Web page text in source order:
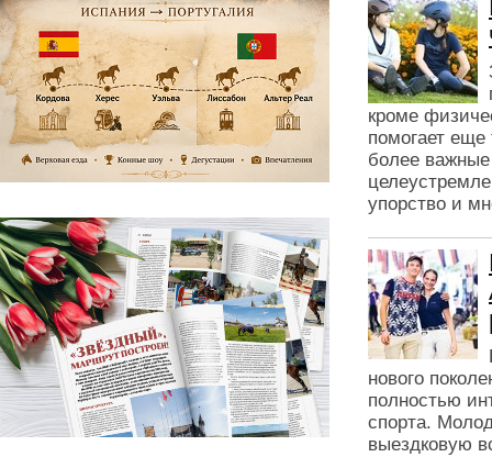
кроме
помогает
более
упорство и
нового
полностью
спорта.
выездковую